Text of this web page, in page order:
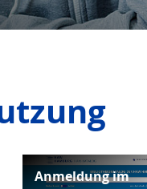
Anmeldung im